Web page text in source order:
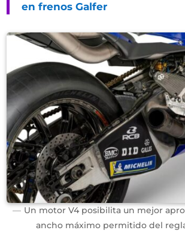
en frenos Galfer
Un motor V4 posibilita un mejor
ancho máximo permitido del